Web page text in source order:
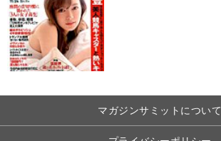
マガジンサミットについて